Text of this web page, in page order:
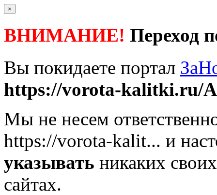
×
ВНИМАНИЕ! Переход
Вы покидаете портал
https://vorota-kalitki.ru/
Мы не несем
https://vorota-kalit... и
указывать никаких
сайтах.